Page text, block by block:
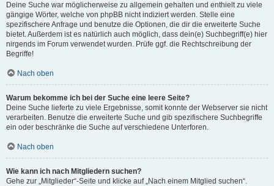
Deine Suche war möglicherweise zu allgemein gehalten und enthielt zu viele
gängige Wörter, welche von phpBB nicht indiziert werden. Stelle eine
spezifischere Anfrage und benutze die Optionen, die dir die erweiterte Suche
bietet. Außerdem ist es natürlich auch möglich, dass dein(e) Suchbegriff(e) hier
nirgends im Forum verwendet wurden. Prüfe ggf. die Rechtschreibung der
Begriffe!
Nach oben
Warum bekomme ich bei der Suche eine leere Seite?
Deine Suche lieferte zu viele Ergebnisse, somit konnte der Webserver sie nicht
verarbeiten. Benutze die erweiterte Suche und gib spezifischere Suchbegriffe
ein oder beschränke die Suche auf verschiedene Unterforen.
Nach oben
Wie kann ich nach Mitgliedern suchen?
Gehe zur „Mitglieder“-Seite und klicke auf „Nach einem Mitglied suchen“.